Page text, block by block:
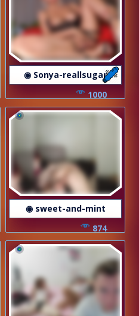
◉ Sonya-reallsugar
1000
◉ sweet-and-mint
874